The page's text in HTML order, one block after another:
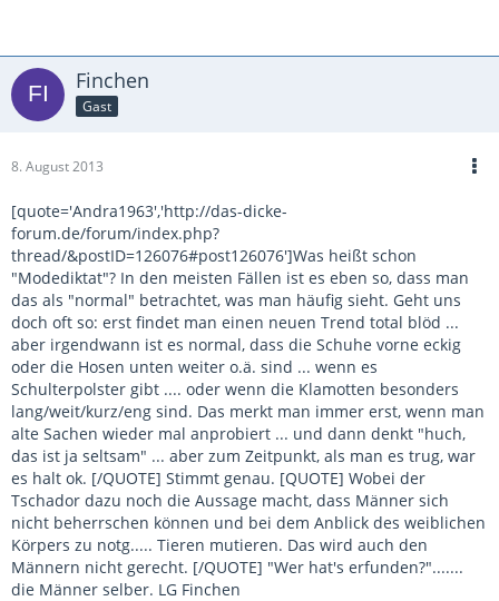
Finchen
Gast
8. August 2013
[quote='Andra1963','http://das-dicke-
forum.de/forum/index.php?
thread/&postID=126076#post126076']Was heißt schon
"Modediktat"? In den meisten Fällen ist es eben so, dass man
das als "normal" betrachtet, was man häufig sieht. Geht uns
doch oft so: erst findet man einen neuen Trend total blöd ...
aber irgendwann ist es normal, dass die Schuhe vorne eckig
oder die Hosen unten weiter o.ä. sind ... wenn es
Schulterpolster gibt .... oder wenn die Klamotten besonders
lang/weit/kurz/eng sind. Das merkt man immer erst, wenn man
alte Sachen wieder mal anprobiert ... und dann denkt "huch,
das ist ja seltsam" ... aber zum Zeitpunkt, als man es trug, war
es halt ok. [/QUOTE] Stimmt genau. [QUOTE] Wobei der
Tschador dazu noch die Aussage macht, dass Männer sich
nicht beherrschen können und bei dem Anblick des weiblichen
Körpers zu notg..... Tieren mutieren. Das wird auch den
Männern nicht gerecht. [/QUOTE] "Wer hat's erfunden?".......
die Männer selber. LG Finchen